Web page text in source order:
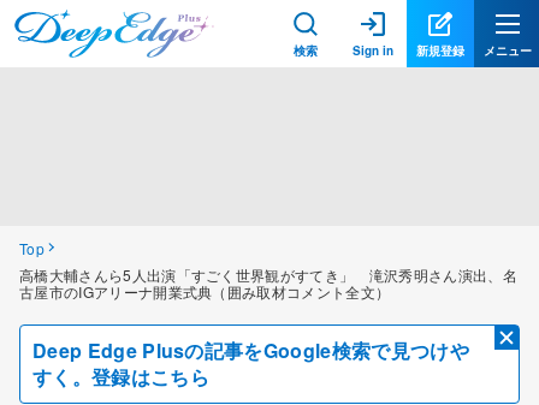
検索 Sign in 新規登録 メニュー
Top
高橋大輔さんら5人出演「すごく世界観がすてき」 滝沢秀明さん演出、名
古屋市のIGアリーナ開業式典（囲み取材コメント全文）
Deep Edge Plusの記事をGoogle検索で見つけや
すく。登録はこちら